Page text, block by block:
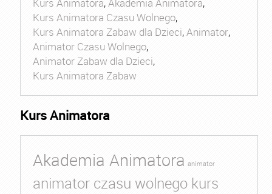
Kurs Animatora Czasu Wolnego,
Kurs Animatora Zabaw dla Dzieci,Animator,
Animator Czasu Wolnego,
Animator Zabaw dla Dzieci,
Kurs Animatora Zabaw
Kurs Animatora
Akademia Animatora animator
animator czasu wolnego kurs